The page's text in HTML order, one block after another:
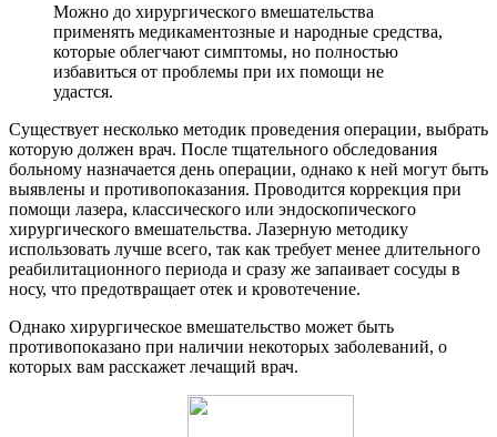
Можно до хирургического вмешательства
применять медикаментозные и народные средства,
которые облегчают симптомы, но полностью
избавиться от проблемы при их помощи не
удастся.
Существует несколько методик проведения операции, выбрать
которую должен врач. После тщательного обследования
больному назначается день операции, однако к ней могут быть
выявлены и противопоказания. Проводится коррекция при
помощи лазера, классического или эндоскопического
хирургического вмешательства. Лазерную методику
использовать лучше всего, так как требует менее длительного
реабилитационного периода и сразу же запаивает сосуды в
носу, что предотвращает отек и кровотечение.
Однако хирургическое вмешательство может быть
противопоказано при наличии некоторых заболеваний, о
которых вам расскажет лечащий врач.